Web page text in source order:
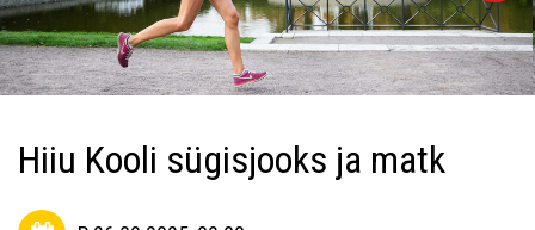
Hiiu Kooli sügisjooks ja matk